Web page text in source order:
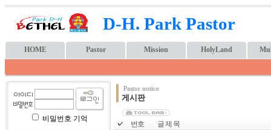
D-H. Park Pastor
HOME Pastor Mission HolyLand
비밀번호 기억
Pastor notice
게시판
번호 글 제 목